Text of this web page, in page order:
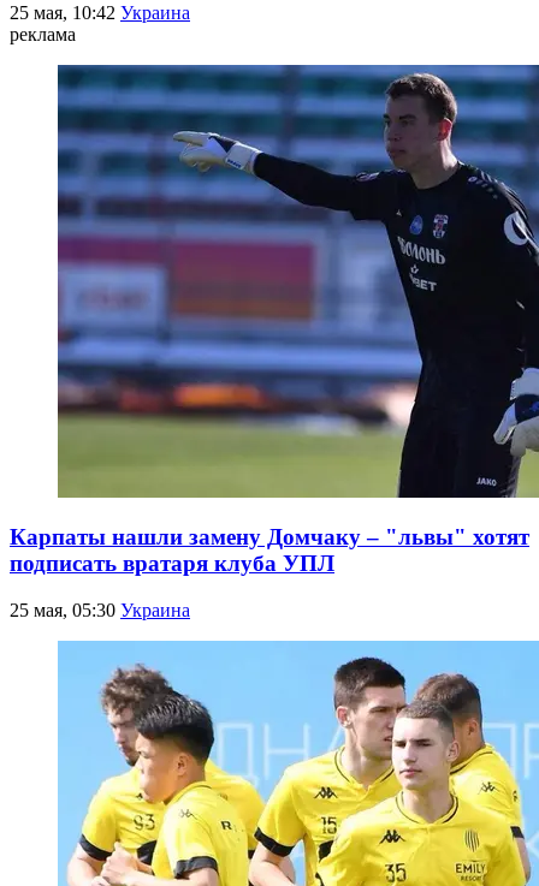
25 мая, 10:42 Украина
реклама
Карпаты нашли замену Домчаку – "львы" хотят
подписать вратаря клуба УПЛ
25 мая, 05:30 Украина